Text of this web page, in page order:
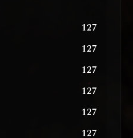
127
127
127
127
127
127